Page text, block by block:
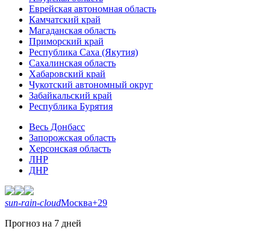
Еврейская автономная область
Камчатский край
Магаданская область
Приморский край
Республика Саха (Якутия)
Сахалинская область
Хабаровский край
Чукотский автономный округ
Забайкальский край
Республика Бурятия
Весь Донбасс
Запорожская область
Херсонская область
ЛНР
ДНР
sun-rain-cloudМосква+29
Прогноз на 7 дней